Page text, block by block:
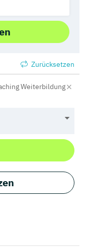
Zurücksetzen
Weiterbildung